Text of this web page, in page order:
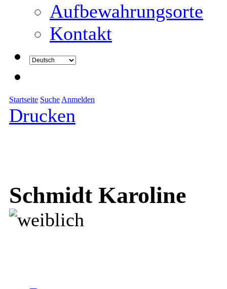
Aufbewahrungsorte
Kontakt
Startseite Suche Anmelden
Drucken
Schmidt Karoline